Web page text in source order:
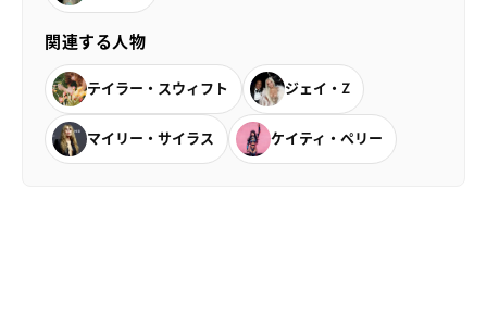
関連する人物
テイラー・スウィフト ジェイ・Z
マイリー・サイラス ケイティ・ペリー